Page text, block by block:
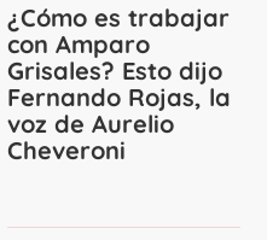
¿Cómo es trabajar
con Amparo
Grisales? Esto dijo
Fernando Rojas, la
voz de Aurelio
Cheveroni